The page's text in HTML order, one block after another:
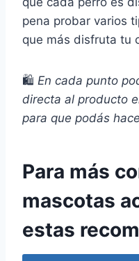
pena probar varios
que más disfruta tu
🛍️ En cada punto
directa al producto
para que podás
Para más
mascotas
estas